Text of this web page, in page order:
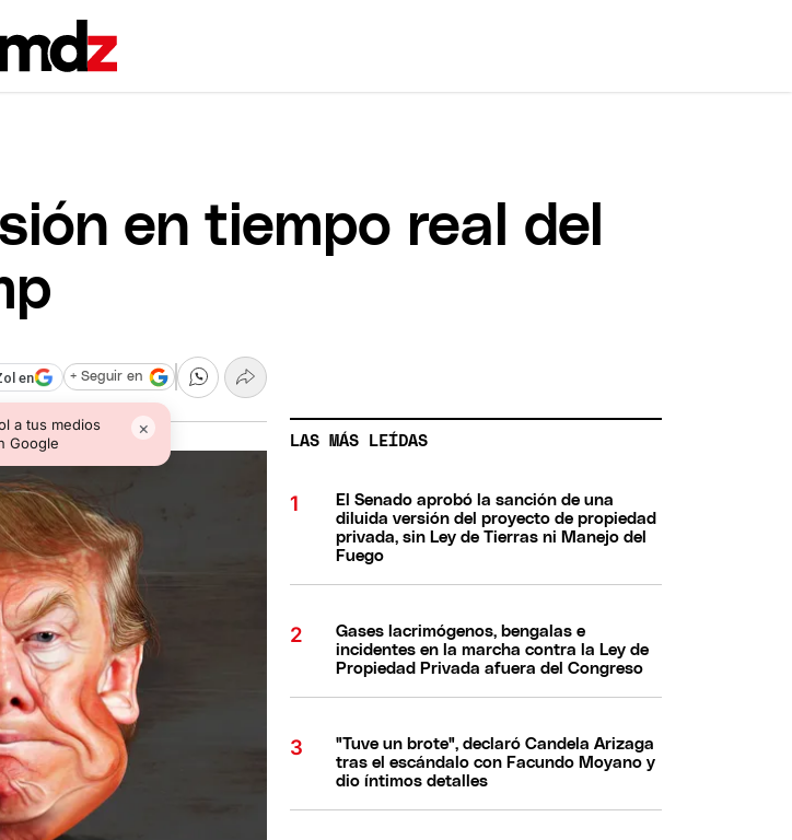
en tiempo real del
en
a tus medios
Google
×
+ Seguir en
LAS MÁS LEÍDAS
El Senado aprobó la sanción de una
diluida versión del proyecto de propiedad
privada, sin Ley de Tierras ni Manejo del
Fuego
Gases lacrimógenos, bengalas e
incidentes en la marcha contra la Ley de
Propiedad Privada afuera del Congreso
"Tuve un brote", declaró Candela Arizaga
tras el escándalo con Facundo Moyano y
dio íntimos detalles